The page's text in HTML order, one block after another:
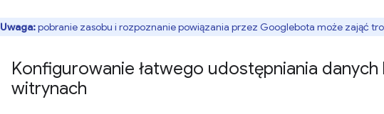
Uwaga:pobranie zasobu i rozpoznanie powiązania przez Googlebota może zająć
Konfigurowanie łatwego udostępniania
witrynach